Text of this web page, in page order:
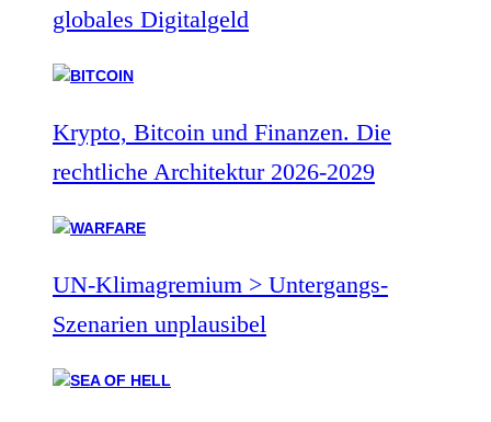
globales Digitalgeld
Krypto, Bitcoin und Finanzen. Die
rechtliche Architektur 2026-2029
UN-Klimagremium > Untergangs-
Szenarien unplausibel